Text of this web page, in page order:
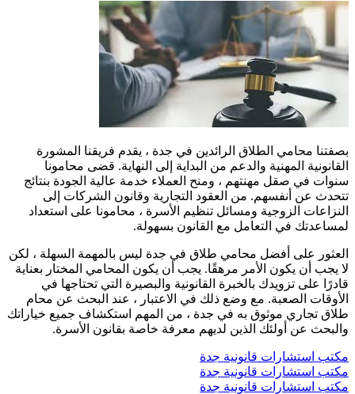
بصفتنا محامي الطلاق الرائدين في جدة ، يقدم فريقنا المشورة
القانونية المهنية والدعم من البداية إلى النهاية. قضى محامونا
سنوات في صقل مهنتهم ، ومنح العملاء خدمة عالية الجودة بنتائج
تتحدث عن أنفسهم. من العقود التجارية وقانون الشركات إلى
النزاعات الزوجية ومسائل تنظيم الأسرة ، محامونا على استعداد
لمساعدتك في التعامل مع القانون بسهولة.
العثور على أفضل محامي طلاق في جدة ليس بالمهمة السهلة ، لكن
لا يجب أن يكون الأمر مرهقًا. يجب أن يكون المحامي المختار بعناية
قادرًا على تزويدك بالخبرة القانونية والبصيرة التي تحتاجها في
الأوقات الصعبة. مع وضع ذلك في الاعتبار ، عند البحث عن محام
طلاق تجاري موثوق به في جدة ، من المهم استكشاف جميع خياراتك
والبحث عن أولئك الذين لديهم معرفة خاصة بقانون الأسرة.
مكتب استشارات قانونية جدة
مكتب استشارات قانونية جدة
مكتب استشارات قانونية جدة